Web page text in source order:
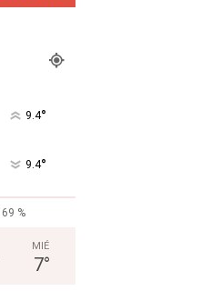
9.4°
9.4°
69 %
MIÉ
7°